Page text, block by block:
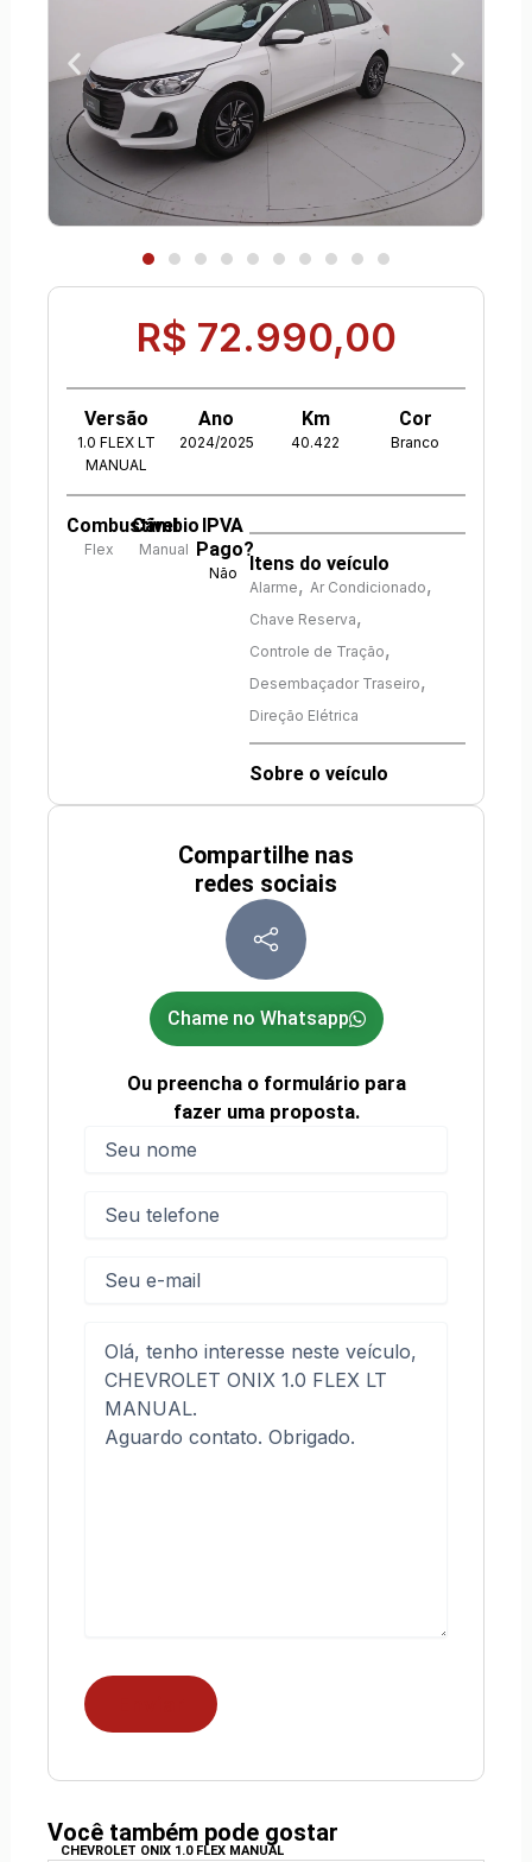
R$ 72.990,00
Versão
1.0 FLEX LT
MANUAL
Ano
2024/2025
Km
40.422
Cor
Branco
Combustível
Flex
Câmbio
Manual
IPVA
Pago?
Não Itens do veículo
Alarme, Ar Condicionado,
Chave Reserva,
Controle de Tração,
Desembaçador Traseiro,
Direção Elétrica
Sobre o veículo
Compartilhe nas
redes sociais
Chame no Whatsapp
Ou preencha o formulário para
fazer uma proposta.
mail
Você também pode gostar
CHEVROLET ONIX 1.0 FLEX MANUAL